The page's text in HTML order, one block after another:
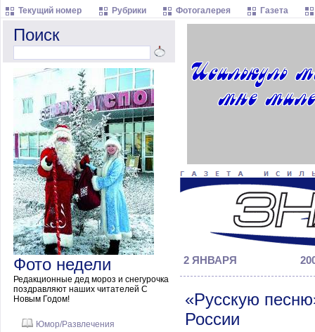
Текущий номер Рубрики Фотогалерея Газета
Поиск
Фото недели
Редакционные дед мороз и снегурочка
поздравляют наших читателей С
Новым Годом!
Юмор/Развлечения
2 ЯНВАРЯ
«Русскую
России